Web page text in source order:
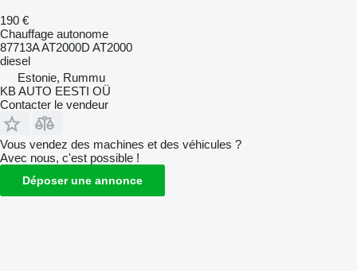
190 €
Chauffage autonome
87713A AT2000D AT2000
diesel
Estonie, Rummu
KB AUTO EESTI OÜ
Contacter le vendeur
Vous vendez des machines et des véhicules ?
Avec nous, c'est possible !
Déposer une annonce